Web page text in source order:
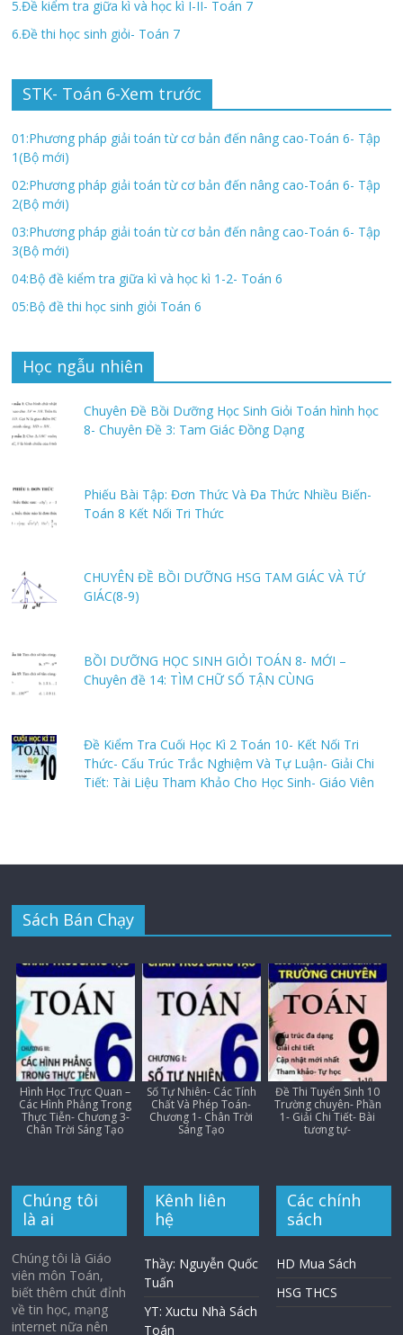
5.Đề kiểm tra giữa kì và học kì I-II- Toán 7
6.Đề thi học sinh giỏi- Toán 7
STK- Toán 6-Xem trước
01:Phương pháp giải toán từ cơ bản đến nâng cao-Toán 6- Tập
1(Bộ mới)
02:Phương pháp giải toán từ cơ bản đến nâng cao-Toán 6- Tập
2(Bộ mới)
03:Phương pháp giải toán từ cơ bản đến nâng cao-Toán 6- Tập
3(Bộ mới)
04:Bộ đề kiểm tra giữa kì và học kì 1-2- Toán 6
05:Bộ đề thi học sinh giỏi Toán 6
Học ngẫu nhiên
Chuyên Đề Bồi Dưỡng Học Sinh Giỏi Toán hình học
8- Chuyên Đề 3: Tam Giác Đồng Dạng
Phiếu Bài Tập: Đơn Thức Và Đa Thức Nhiều Biến-
Toán 8 Kết Nối Tri Thức
CHUYÊN ĐỀ BỒI DƯỠNG HSG TAM GIÁC VÀ TỨ
GIÁC(8-9)
BỒI DƯỠNG HỌC SINH GIỎI TOÁN 8- MỚI –
Chuyên đề 14: TÌM CHỮ SỐ TẬN CÙNG
Đề Kiểm Tra Cuối Học Kì 2 Toán 10- Kết Nối Tri
Thức- Cấu Trúc Trắc Nghiệm Và Tự Luận- Giải Chi
Tiết: Tài Liệu Tham Khảo Cho Học Sinh- Giáo Viên
Sách Bán Chạy
Hình Học Trực Quan –
Các Hình Phẳng Trong
Thực Tiễn- Chương 3-
Chân Trời Sáng Tạo
Số Tự Nhiên- Các Tính
Chất Và Phép Toán-
Chương 1- Chân Trời
Sáng Tạo
Đề Thi Tuyển Sinh 10
Trường chuyên- Phần
1- Giải Chi Tiết- Bài
tương tự-
Chúng tôi
là ai
Chúng tôi là Giáo
viên môn Toán,
biết thêm chút đỉnh
về tin học, mạng
internet nữa nên
Kênh liên
hệ
Thầy: Nguyễn Quốc
Tuấn
YT: Xuctu Nhà Sách
Toán
Các chính
sách
HD Mua Sách
HSG THCS